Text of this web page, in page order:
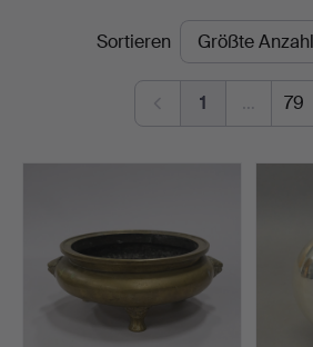
Auktionskammare
EndpreiseSortieren
1 … 79